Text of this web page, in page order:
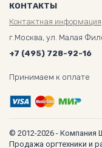
КОНТАКТЫ
Контактная информация
г.Москва, ул. Малая
+7 (495) 728-92-16
Принимаем к оплате
© 2012-2026 - Компания
Продажа оргтехники и